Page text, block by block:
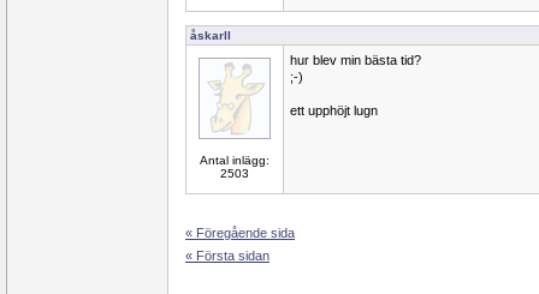
åskarll
Antal inlägg:
2503
hur blev min bästa tid?
;-)
ett upphöjt lugn
« Föregående sida
« Första sidan